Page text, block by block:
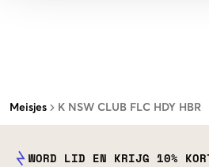
Meisjes K NSW CLUB FLC HDY HBR
WORD LID EN KRIJG 10%